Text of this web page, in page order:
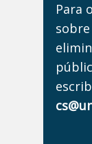
Para